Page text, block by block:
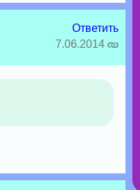
Ответить
7.06.2014